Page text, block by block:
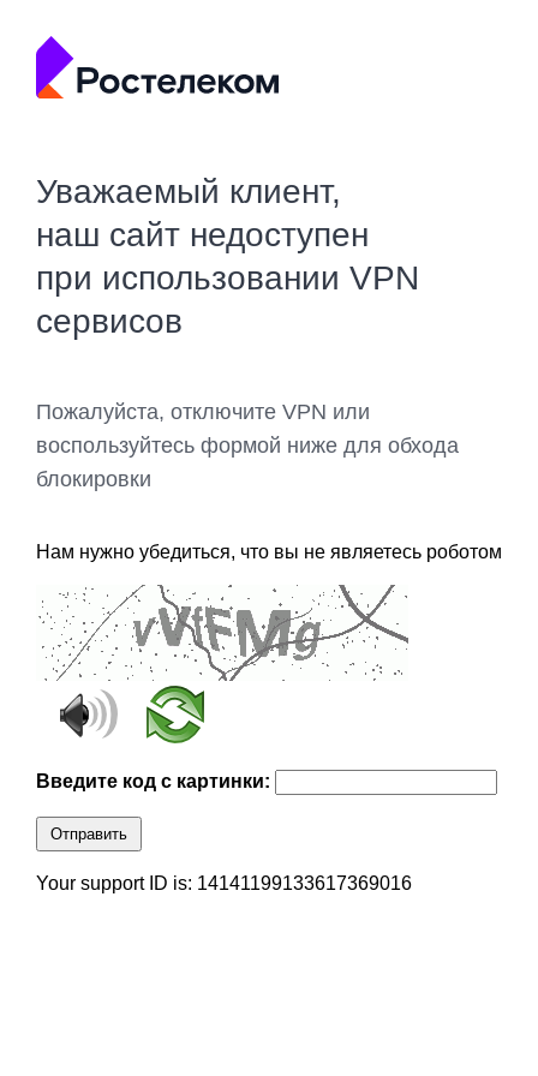
Уважаемый клиент,
наш сайт недоступен
при использовании VPN
сервисов
Пожалуйста, отключите VPN или
воспользуйтесь формой ниже для обхода
блокировки
Нам нужно убедиться, что вы не являетесь роботом
Введите код с картинки:
Отправить
Your support ID is: 14141199133617369016